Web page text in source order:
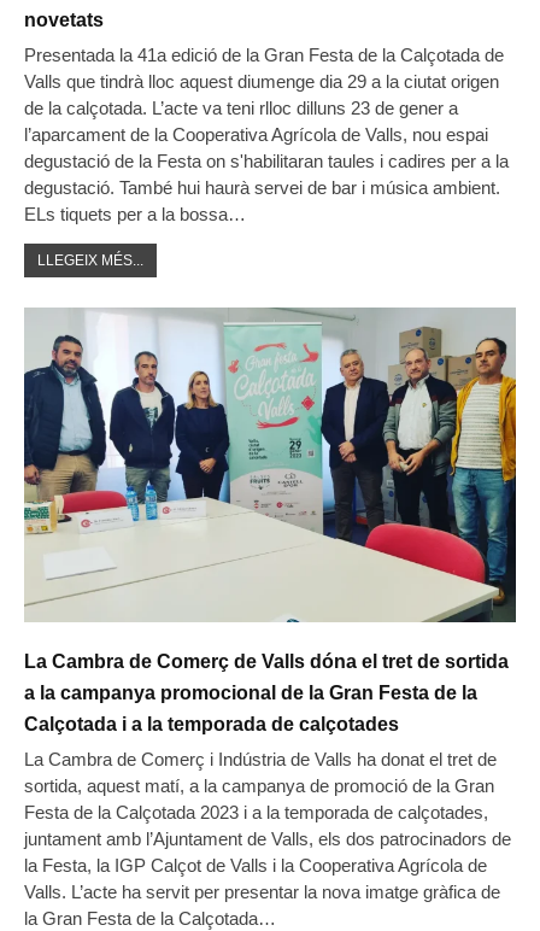
novetats
Presentada la 41a edició de la Gran Festa de la Calçotada de
Valls que tindrà lloc aquest diumenge dia 29 a la ciutat origen
de la calçotada. L’acte va teni rlloc dilluns 23 de gener a
l’aparcament de la Cooperativa Agrícola de Valls, nou espai
degustació de la Festa on s'habilitaran taules i cadires per a la
degustació. També hui haurà servei de bar i música ambient.
ELs tiquets per a la bossa…
LLEGEIX MÉS...
La Cambra de Comerç de Valls dóna el tret de sortida
a la campanya promocional de la Gran Festa de la
Calçotada i a la temporada de calçotades
La Cambra de Comerç i Indústria de Valls ha donat el tret de
sortida, aquest matí, a la campanya de promoció de la Gran
Festa de la Calçotada 2023 i a la temporada de calçotades,
juntament amb l’Ajuntament de Valls, els dos patrocinadors de
la Festa, la IGP Calçot de Valls i la Cooperativa Agrícola de
Valls. L’acte ha servit per presentar la nova imatge gràfica de
la Gran Festa de la Calçotada…